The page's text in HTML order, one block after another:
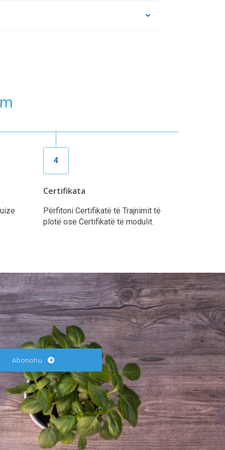
4
Certifikata
Përfitoni Certifikatë të Trajnimit të
plotë ose Certifikatë të modulit.
Abonohu